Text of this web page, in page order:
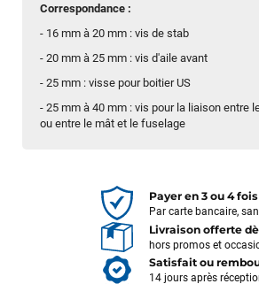
Correspondance :
- 16 mm à 20 mm : vis de stab
- 20 mm à 25 mm : vis d'aile avant
- 25 mm : visse pour boitier US
- 25 mm à 40 mm : vis pour la liaison entre
ou entre le mât et le fuselage
Payer en 3 ou 4 fois
Par carte bancaire,
Livraison offerte
hors promos et
Satisfait ou
14 jours après